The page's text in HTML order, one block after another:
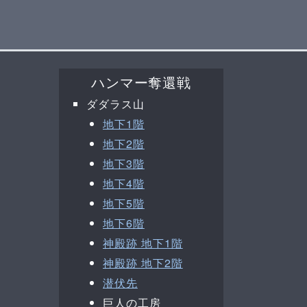
ハンマー奪還戦
ダダラス山
地下1階
地下2階
地下3階
地下4階
地下5階
地下6階
神殿跡 地下1階
神殿跡 地下2階
潜伏先
巨人の工房